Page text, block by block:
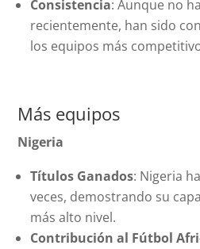
Consistencia: Aunque no
recientemente, han sido
los equipos más
Más equipos
Nigeria
Títulos Ganados: Nigeria
veces, demostrando su
más alto nivel.
Contribución al Fútbol